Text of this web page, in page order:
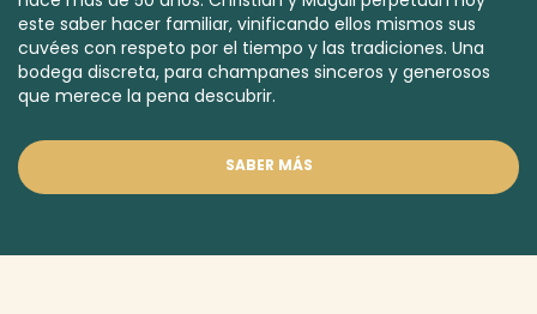
este saber hacer familiar, vinificando ellos mismos sus
cuvées con respeto por el tiempo y las tradiciones. Una
bodega discreta, para champanes sinceros y generosos
que merece la pena descubrir.
SABER MÁS